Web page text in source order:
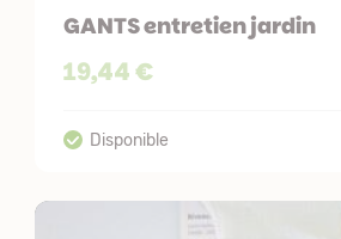
GANTS entretien jardin
19,44 €